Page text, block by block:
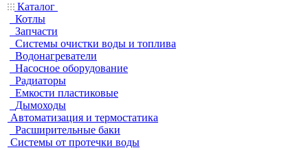
Каталог
Котлы
Запчасти
Системы очистки воды и топлива
Водонагреватели
Насосное оборудование
Радиаторы
Емкости пластиковые
Дымоходы
Автоматизация и термостатика
Расширительные баки
Системы от протечки воды